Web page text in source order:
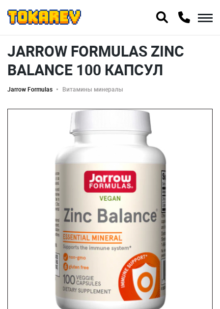
JARROW FORMULAS ZINC
BALANCE 100 КАПСУЛ
Jarrow Formulas Витамины минералы